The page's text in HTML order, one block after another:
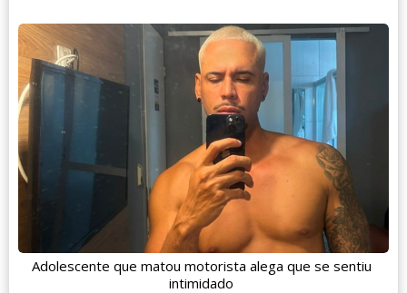
Adolescente que matou motorista alega que se sentiu
intimidado